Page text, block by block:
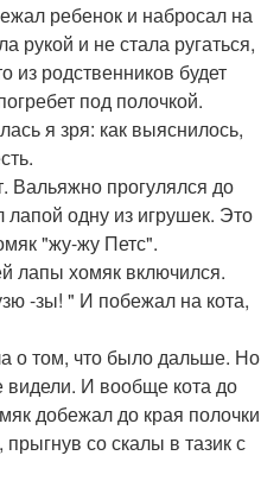
ребенок и набросал на
рукой и не стала ругаться,
из родственников будет
под полочкой.
я зря: как выяснилось,
Вальяжно прогулялся до
одну из игрушек. Это
"жу-жу Петс".
лапы хомяк включился.
-зы! " И побежал на кота,
о том, что было дальше. Но
видели. И вообще кота до
добежал до края полочки
со скалы в тазик с